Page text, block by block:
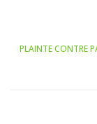
PLAINTE CONTRE